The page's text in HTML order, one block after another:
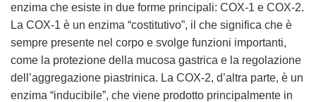
enzima che esiste in due forme principali: COX-1 e COX-2.
La COX-1 è un enzima “costitutivo”, il che significa che è
sempre presente nel corpo e svolge funzioni importanti,
come la protezione della mucosa gastrica e la regolazione
dell’aggregazione piastrinica. La COX-2, d’altra parte, è un
enzima “inducibile”, che viene prodotto principalmente in